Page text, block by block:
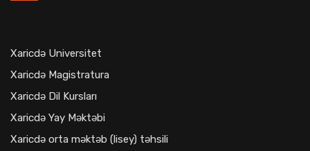
Xaricdə Universitet
Xaricdə Magistratura
Xaricdə Dil Kursları
Xaricdə Yay Məktəbi
Xaricdə orta məktəb (lisey) təhsili